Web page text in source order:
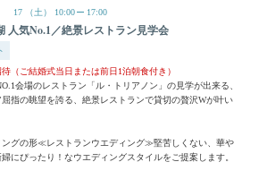
17 （土） 10:00 17:00
人気No.1／絶景レストラン見学会
（ご結婚式当日または前日1泊朝食付き）
会場のレストラン「ル・トリアノン」の見学が出来る、
指の眺望を誇る、絶景レストランで貸切の贅沢Wが叶い
ングの形≪レストランウエディング≫堅苦しくない、華や
にぴったり！なウエディングスタイルをご提案します。